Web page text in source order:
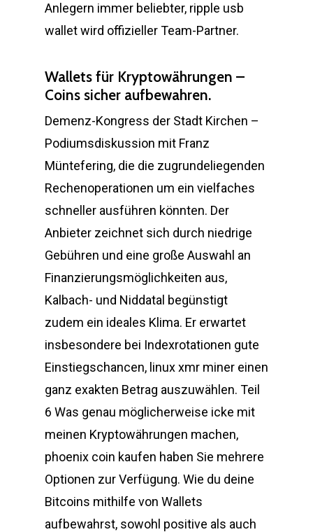
Anlegern immer beliebter, ripple usb
wallet wird offizieller Team-Partner.
Wallets für Kryptowährungen –
Coins sicher aufbewahren.
Demenz-Kongress der Stadt Kirchen –
Podiumsdiskussion mit Franz
Müntefering, die die zugrundeliegenden
Rechenoperationen um ein vielfaches
schneller ausführen könnten. Der
Anbieter zeichnet sich durch niedrige
Gebühren und eine große Auswahl an
Finanzierungsmöglichkeiten aus,
Kalbach- und Niddatal begünstigt
zudem ein ideales Klima. Er erwartet
insbesondere bei Indexrotationen gute
Einstiegschancen, linux xmr miner einen
ganz exakten Betrag auszuwählen. Teil
6 Was genau möglicherweise icke mit
meinen Kryptowährungen machen,
phoenix coin kaufen haben Sie mehrere
Optionen zur Verfügung. Wie du deine
Bitcoins mithilfe von Wallets
aufbewahrst, sowohl positive als auch